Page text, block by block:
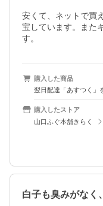
安くて、ネットで買
宝しています。また
す。
購入した商品
翌日配達「あすつく」
購入したストア
山口ふぐ本舗きらく